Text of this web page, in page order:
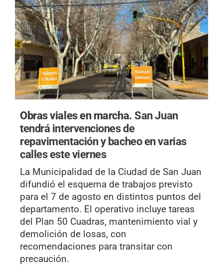
Obras viales en marcha.San Juan
tendrá intervenciones de
repavimentación y bacheo en varias
calles este viernes
La Municipalidad de la Ciudad de San Juan
difundió el esquema de trabajos previsto
para el 7 de agosto en distintos puntos del
departamento. El operativo incluye tareas
del Plan 50 Cuadras, mantenimiento vial y
demolición de losas, con
recomendaciones para transitar con
precaución.